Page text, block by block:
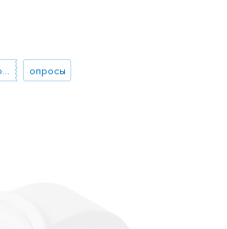
мониторинговые исследования
опросы